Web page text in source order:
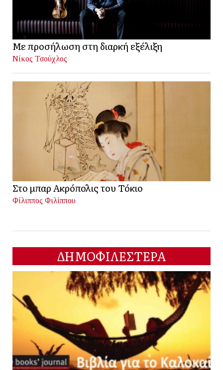
Με προσήλωση στη διαρκή εξέλιξη
Νίκος Τσούχλος
Στο μπαρ Ακρόπολις του Τόκιο
Φίλιππος Φιλίππου
ΔΗΜΟΦΙΛΕΣΤΕΡΑ